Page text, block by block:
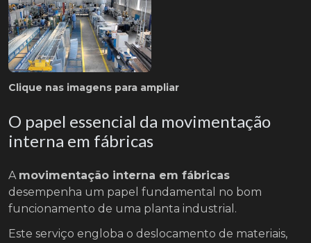
Clique nas imagens para ampliar
O papel essencial da movimentação
interna em fábricas
A movimentação interna em fábricas
desempenha um papel fundamental no bom
funcionamento de uma planta industrial.
Este serviço engloba o deslocamento de materiais,